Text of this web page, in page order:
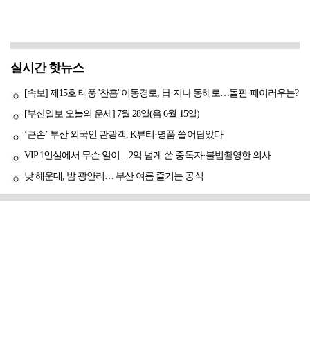
실시간 핫뉴스
[속보] 제15호 태풍 '찬홈' 이동경로, 日 지나 동해로…돌핀·페이러우는?
[부산일보 오늘의 운세] 7월 28일(음 6월 15일)
‘큰손’ 부산 외국인 관광객, K뷰티·명품 쓸어담았다
VIP 1인실에서 무슨 일이…2억 넘게 쓴 중독자·불법촬영한 의사
낮 해운대, 밤 광안리… 부산 여름 즐기는 공식